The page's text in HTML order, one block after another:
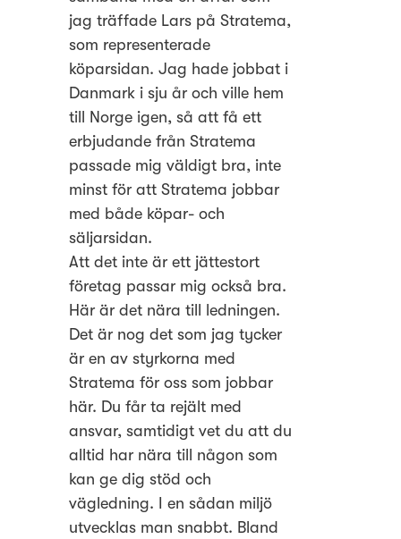
jag träffade Lars på Stratema,
som representerade
köparsidan. Jag hade jobbat i
Danmark i sju år och ville hem
till Norge igen, så att få ett
erbjudande från Stratema
passade mig väldigt bra, inte
minst för att Stratema jobbar
med både köpar- och
säljarsidan.
Att det inte är ett jättestort
företag passar mig också bra.
Här är det nära till ledningen.
Det är nog det som jag tycker
är en av styrkorna med
Stratema för oss som jobbar
här. Du får ta rejält med
ansvar, samtidigt vet du att du
alltid har nära till någon som
kan ge dig stöd och
vägledning. I en sådan miljö
utvecklas man snabbt. Bland